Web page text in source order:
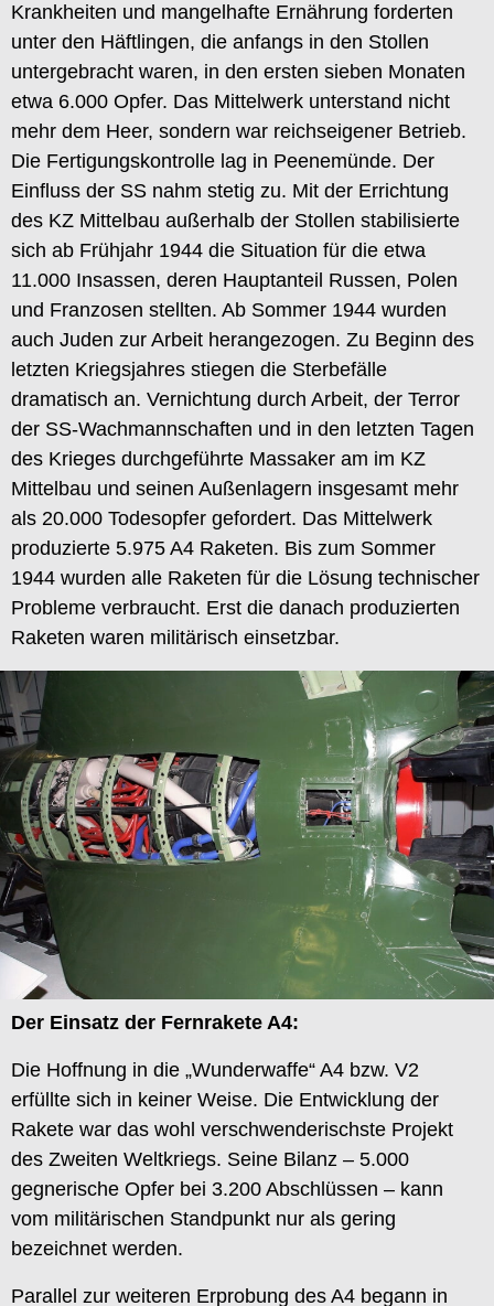
Krankheiten und mangelhafte Ernährung forderten
unter den Häftlingen, die anfangs in den Stollen
untergebracht waren, in den ersten sieben Monaten
etwa 6.000 Opfer. Das Mittelwerk unterstand nicht
mehr dem Heer, sondern war reichseigener Betrieb.
Die Fertigungskontrolle lag in Peenemünde. Der
Einfluss der SS nahm stetig zu. Mit der Errichtung
des KZ Mittelbau außerhalb der Stollen stabilisierte
sich ab Frühjahr 1944 die Situation für die etwa
11.000 Insassen, deren Hauptanteil Russen, Polen
und Franzosen stellten. Ab Sommer 1944 wurden
auch Juden zur Arbeit herangezogen. Zu Beginn des
letzten Kriegsjahres stiegen die Sterbefälle
dramatisch an. Vernichtung durch Arbeit, der Terror
der SS-Wachmannschaften und in den letzten Tagen
des Krieges durchgeführte Massaker am im KZ
Mittelbau und seinen Außenlagern insgesamt mehr
als 20.000 Todesopfer gefordert. Das Mittelwerk
produzierte 5.975 A4 Raketen. Bis zum Sommer
1944 wurden alle Raketen für die Lösung technischer
Probleme verbraucht. Erst die danach produzierten
Raketen waren militärisch einsetzbar.
Der Einsatz der Fernrakete A4:
Die Hoffnung in die „Wunderwaffe“ A4 bzw. V2
erfüllte sich in keiner Weise. Die Entwicklung der
Rakete war das wohl verschwenderischste Projekt
des Zweiten Weltkriegs. Seine Bilanz – 5.000
gegnerische Opfer bei 3.200 Abschlüssen – kann
vom militärischen Standpunkt nur als gering
bezeichnet werden.
Parallel zur weiteren Erprobung des A4 begann in